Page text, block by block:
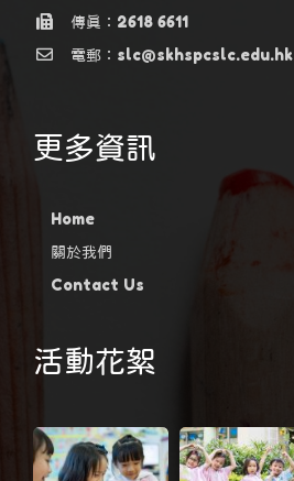
傳真：2618 6611
電郵：slc@skhspcslc.edu.hk
更多資訊
Home
關於我們
Contact Us
活動花絮